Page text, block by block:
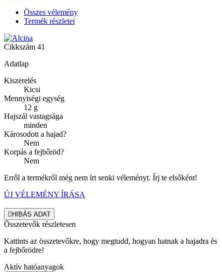
Összes vélemény
Termék részletei
Cikkszám 41
Adatlap
Kiszerelés
Kicsi
Mennyiségi egység
12 g
Hajszál vastagsága
minden
Károsodott a hajad?
Nem
Korpás a fejbőröd?
Nem
Erről a termékről még nem írt senki véleményt. Írj te elsőként!
ÚJ VÉLEMÉNY ÍRÁSA
HIBÁS ADAT
Összetevők részletesen
Kattints az összetevőkre, hogy megtudd, hogyan hatnak a hajadra és
a fejbőrödre!
Aktív hatóanyagok